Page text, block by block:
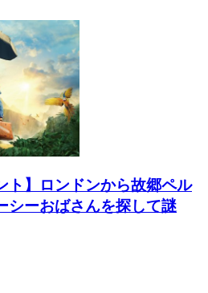
ト】ロンドンから故郷ペル
シーおばさんを探して謎